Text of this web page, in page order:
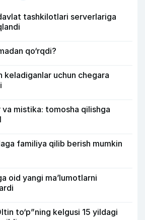
tashkilotlari serverlariga
qo‘rqdi?
keladiganlar uchun chegara
mistika: tomosha qilishga
familiya qilib berish mumkin
oid yangi maʼlumotlarni
to‘p”ning kelgusi 15 yildagi